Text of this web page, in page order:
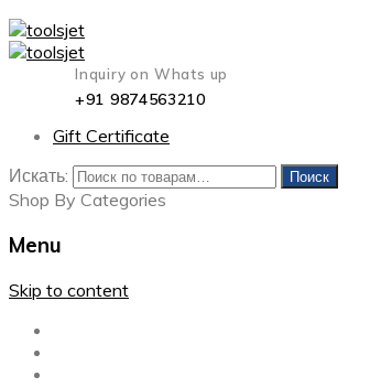
Inquiry on Whats up
+91 9874563210
Gift Certificate
Искать:
Поиск
Shop By Categories
Menu
Skip to content